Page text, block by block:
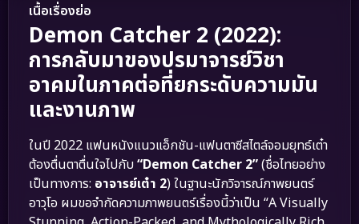
เนื้อเรื่องย่อ
Demon Catcher 2 (2022):
การกลับมาของปรมาจารย์วิชา
อาคมในภาคต่อที่ยกระดับความมัน
และงานภาพ
ในปี 2022 แฟนหนังแนวแอ็กชัน-แฟนตาซีสไตล์จอมยุทธ์เต๋า
ต้องตื่นตาตื่นใจไปกับ“Demon Catcher 2”(ชื่อไทยอย่าง
เป็นทางการ: อาจารย์เต๋า 2) ในฐานะนักวิจารณ์ภาพยนตร์
อาวุโอ ผมขอจำกัดความภาพยนตร์เรื่องนี้ว่าเป็น “A Visually